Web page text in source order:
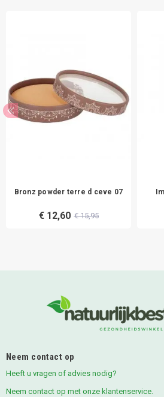
Bronz powder terre d ceve 07
€ 12,60 € 15,95
Neem contact op
Heeft u vragen of advies nodig?
Neem contact op met onze klantenservice.